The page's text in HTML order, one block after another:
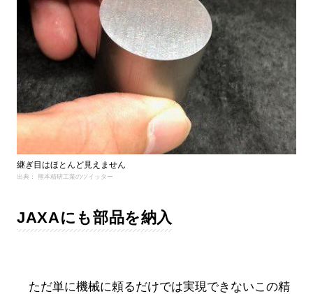
継ぎ目はほとんど見えません
出典： 熊本精研工業のツイッター
JAXAにも部品を納入
ただ単に機械に頼るだけでは実現できないこの精